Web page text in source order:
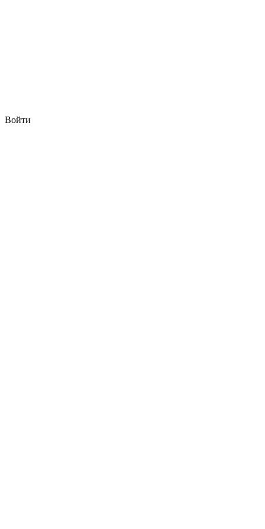
Войти